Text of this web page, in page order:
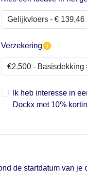
Verzekering
Ik heb interesse in
Dockx met 10%
de startdatum van je